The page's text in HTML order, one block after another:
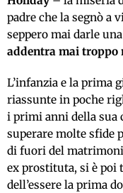
padre che la segnò a
seppero mai darle
addentra mai troppo
L’infanzia e la prima
riassunte in poche
i primi anni della sua
superare molte sfide
di fuori del
ex prostituta, si è poi
dell’essere la prima